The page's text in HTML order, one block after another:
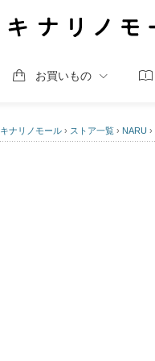
お買いもの
キナリノモール › ストア一覧 › NARU ›